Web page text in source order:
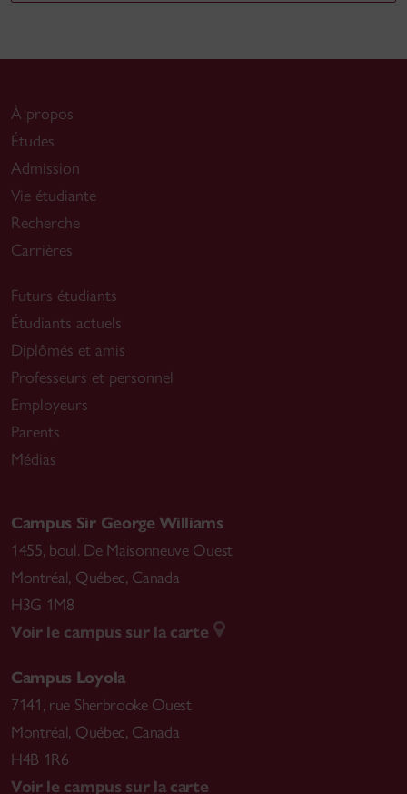
À propos
Études
Admission
Vie étudiante
Recherche
Carrières
Futurs étudiants
Étudiants actuels
Diplômés et amis
Professeurs et personnel
Employeurs
Parents
Médias
Campus Sir George Williams
1455, boul. De Maisonneuve Ouest
Montréal, Québec, Canada
H3G 1M8
Voir le campus sur la carte
Campus Loyola
7141, rue Sherbrooke Ouest
Montréal, Québec, Canada
H4B 1R6
Voir le campus sur la carte